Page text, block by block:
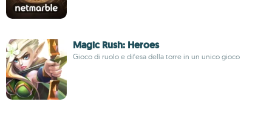
Magic Rush: Heroes
Gioco di ruolo e difesa della torre in un unico gioco